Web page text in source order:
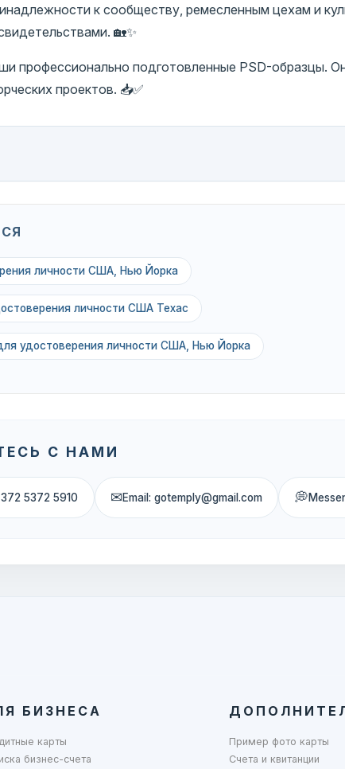
к сообществу, ремесленным цехам и
🏡✨
профессионально подготовленные PSD-образцы.
проектов. 📥✅
личности США, Нью Йорка
личности США Техас
удостоверения личности США, Нью Йорка
С НАМИ
5372 5910 ✉Email: gotemply@gmail.com 💭
БИЗНЕСА
карты
бизнес-счета
Пример фото карты
Счета и квитанции